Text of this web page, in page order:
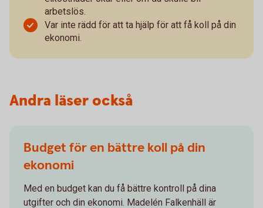
arbetslös.
Var inte rädd för att ta hjälp för att få koll på din
ekonomi.
Andra läser också
Budget för en bättre koll på din
ekonomi
Med en budget kan du få bättre kontroll på dina
utgifter och din ekonomi. Madelén Falkenhäll är